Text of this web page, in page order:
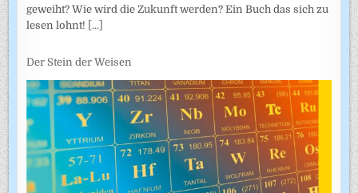
geweiht? Wie wird die Zukunft werden? Ein Buch das sich zu
lesen lohnt! [...]
Der Stein der Weisen